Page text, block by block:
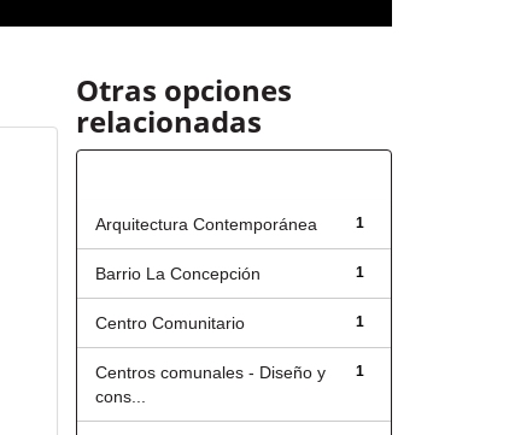
Otras opciones
relacionadas
1
Arquitectura Contemporánea
1
Barrio La Concepción
1
Centro Comunitario
1
Centros comunales - Diseño y
cons...